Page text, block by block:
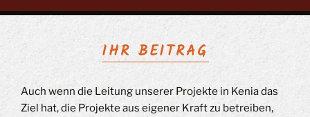
IHR BEITRAG
Auch wenn die Leitung unserer Projekte in Kenia das
Ziel hat, die Projekte aus eigener Kraft zu betreiben,